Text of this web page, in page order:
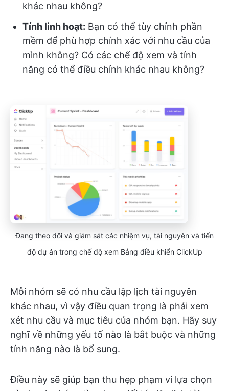
khác nhau không?
Tính linh hoạt: Bạn có thể tùy chỉnh phần
mềm để phù hợp chính xác với nhu cầu của
mình không? Có các chế độ xem và tính
năng có thể điều chỉnh khác nhau không?
Đang theo dõi và giám sát các nhiệm vụ, tài nguyên và tiến
độ dự án trong chế độ xem Bảng điều khiển ClickUp
Mỗi nhóm sẽ có nhu cầu lập lịch tài nguyên
khác nhau, vì vậy điều quan trọng là phải xem
xét nhu cầu và mục tiêu của nhóm bạn. Hãy suy
nghĩ về những yếu tố nào là bắt buộc và những
tính năng nào là bổ sung.
Điều này sẽ giúp bạn thu hẹp phạm vi lựa chọn